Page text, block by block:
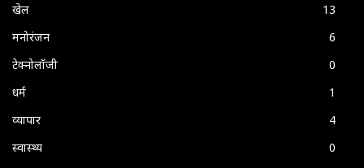
खेल
13
मनोरंजन
6
टेक्नोलॉजी
0
धर्म
1
व्यापार
4
स्वास्थ्य
0